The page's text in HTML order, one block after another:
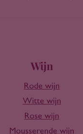
Wijn
Rode wijn
Witte wijn
Rose wijn
Mousserende wijn